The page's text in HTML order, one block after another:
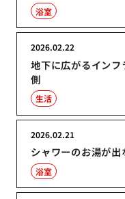
浴室
地下に広がるイン
側
2026.02.22
生活
シャワーのお湯が
2026.02.21
浴室